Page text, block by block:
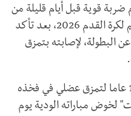
ضربة قوية قبل أيام قليلة من
بدء حملته في نهائيات كأس العالم لكرة القدم 2026، بعد تأكد
البطولة، لإصابته بتمزق
وتعرض اللاعب البالغ من العمر 18 عاما لتمزق عضلي في فخذه
لخوض مباراته الودية يوم